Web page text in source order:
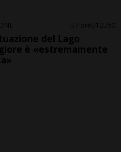
7 ore 12 50
del Lago
è «estremamente